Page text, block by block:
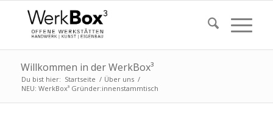
Willkommen in der WerkBox³
Du bist hier: Startseite / Über uns /
NEU: WerkBox³ Gründer:innenstammtisch